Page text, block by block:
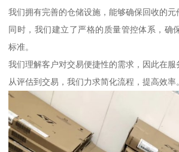
我们拥有完善的仓储设施，能够确保回收的元
同时，我们建立了严格的质量管控体系，确
标准。
我们理解客户对交易便捷性的需求，因此在服
从评估到交易，我们力求简化流程，提高效率